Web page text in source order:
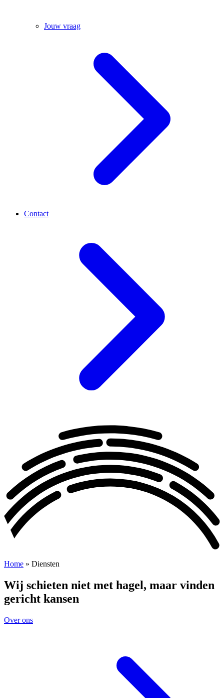
Jouw vraag
Contact
Home » Diensten
Wij schieten niet met hagel, maar vinden
gericht kansen
Over ons